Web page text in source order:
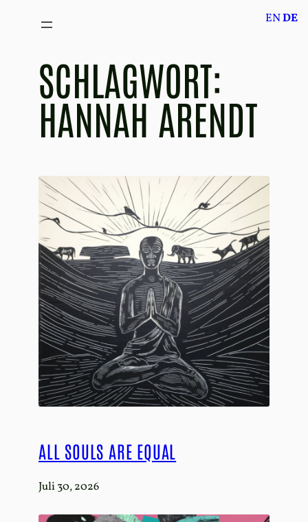
SCHLAGWORT:
HANNAH ARENDT
ALL SOULS ARE EQUAL
Juli 30, 2026
ENDE